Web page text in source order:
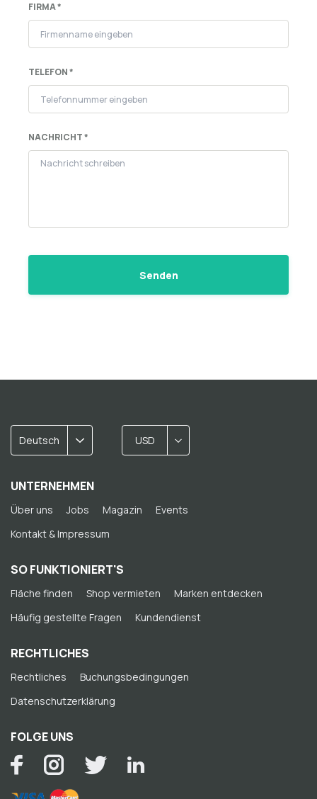
FIRMA *
TELEFON *
NACHRICHT *
Deutsch USD
UNTERNEHMEN
Über uns Jobs Magazin
Events
Kontakt & Impressum
SO FUNKTIONIERT'S
Fläche finden Shop vermieten
Marken entdecken
Häufig gestellte Fragen
Kundendienst
RECHTLICHES
Rechtliches
Buchungsbedingungen
Datenschutzerklärung
FOLGE UNS